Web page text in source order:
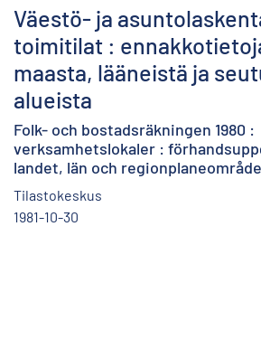
Väestö- ja
toimitilat :
maasta, lääneistä ja
alueista
Folk- och bostadsräkningen 1980 :
verksamhetslokaler :
landet, län och
Tilastokeskus
1981-10-30